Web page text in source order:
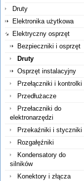
Druty
Elektronika użytkowa
Elektryczny osprzęt
Bezpieczniki i osprzęt
Druty
Osprzęt instalacyjny
Przełączniki i kontrolki
Przedłużacze
Przełaczniki do
elektronarzędzi
Przekaźniki i styczniki
Rozgałęźniki
Kondensatory do
silników
Konektory i złącza